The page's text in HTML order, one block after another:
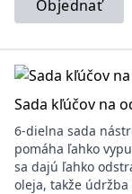
Objednať
Sada kľúčov na
6-dielna sada
pomáha ľahko
sa dajú ľahko
oleja, takže